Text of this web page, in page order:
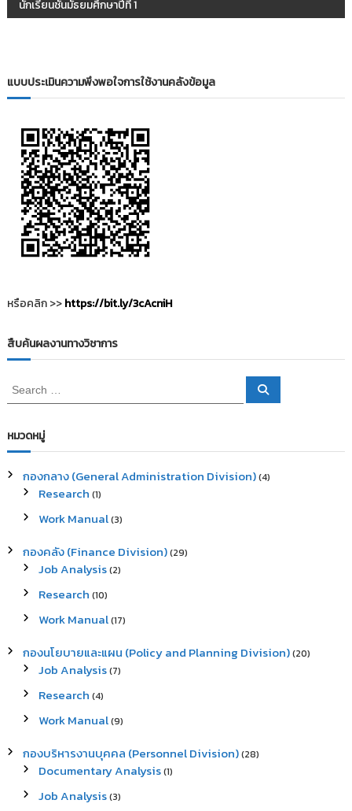
ะ
น
นักเรียนชั้นมัธยมศึกษาปีที่ 1
แบบประเมินความพึงพอใจการใช้งานคลังข้อมูล
หรือคลิก >>https://bit.ly/3cAcniH
สืบค้นผลงานทางวิชาการ
e
r
c
f
S
หมวดหมู่
กองกลาง (General Administration Division)(4)
Research (1)
Work Manual(3)
กองคลัง (Finance Division)(29)
Job Analysis(2)
Research (10)
Work Manual(17)
กองนโยบายและแผน (Policy and Planning Division)(20)
Job Analysis(7)
Research (4)
Work Manual(9)
กองบริหารงานบุคคล (Personnel Division)(28)
Documentary Analysis(1)
Job Analysis(3)